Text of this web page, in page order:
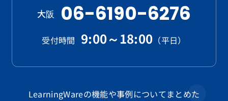
大阪 06-6190-6276
受付時間 9:00～18:00 （平日）
LearningWareの機能や事例についてまとめた